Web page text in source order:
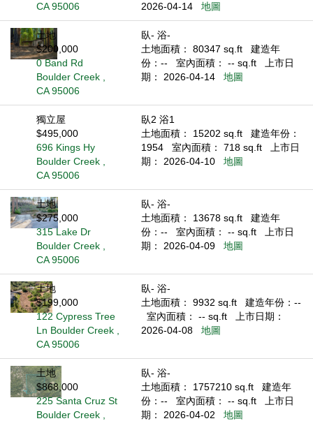
CA 95006
2026-04-14
地圖
土地
$200,000
0 Band Rd
Boulder Creek ,
CA 95006
臥- 浴-
土地面積： 80347 sq.ft
建造年
份：--
室內面積： -- sq.ft
上市日
期： 2026-04-14
地圖
獨立屋
$495,000
696 Kings Hy
Boulder Creek ,
CA 95006
臥2 浴1
土地面積： 15202 sq.ft
建造年份：
1954
室內面積： 718 sq.ft
上市日
期： 2026-04-10
地圖
土地
$275,000
315 Lake Dr
Boulder Creek ,
CA 95006
臥- 浴-
土地面積： 13678 sq.ft
建造年
份：--
室內面積： -- sq.ft
上市日
期： 2026-04-09
地圖
土地
$199,000
122 Cypress Tree
Ln Boulder Creek ,
CA 95006
臥- 浴-
土地面積： 9932 sq.ft
建造年份：--
室內面積： -- sq.ft
上市日期：
2026-04-08
地圖
土地
$868,000
225 Santa Cruz St
Boulder Creek ,
臥- 浴-
土地面積： 1757210 sq.ft
建造年
份：--
室內面積： -- sq.ft
上市日
期： 2026-04-02
地圖